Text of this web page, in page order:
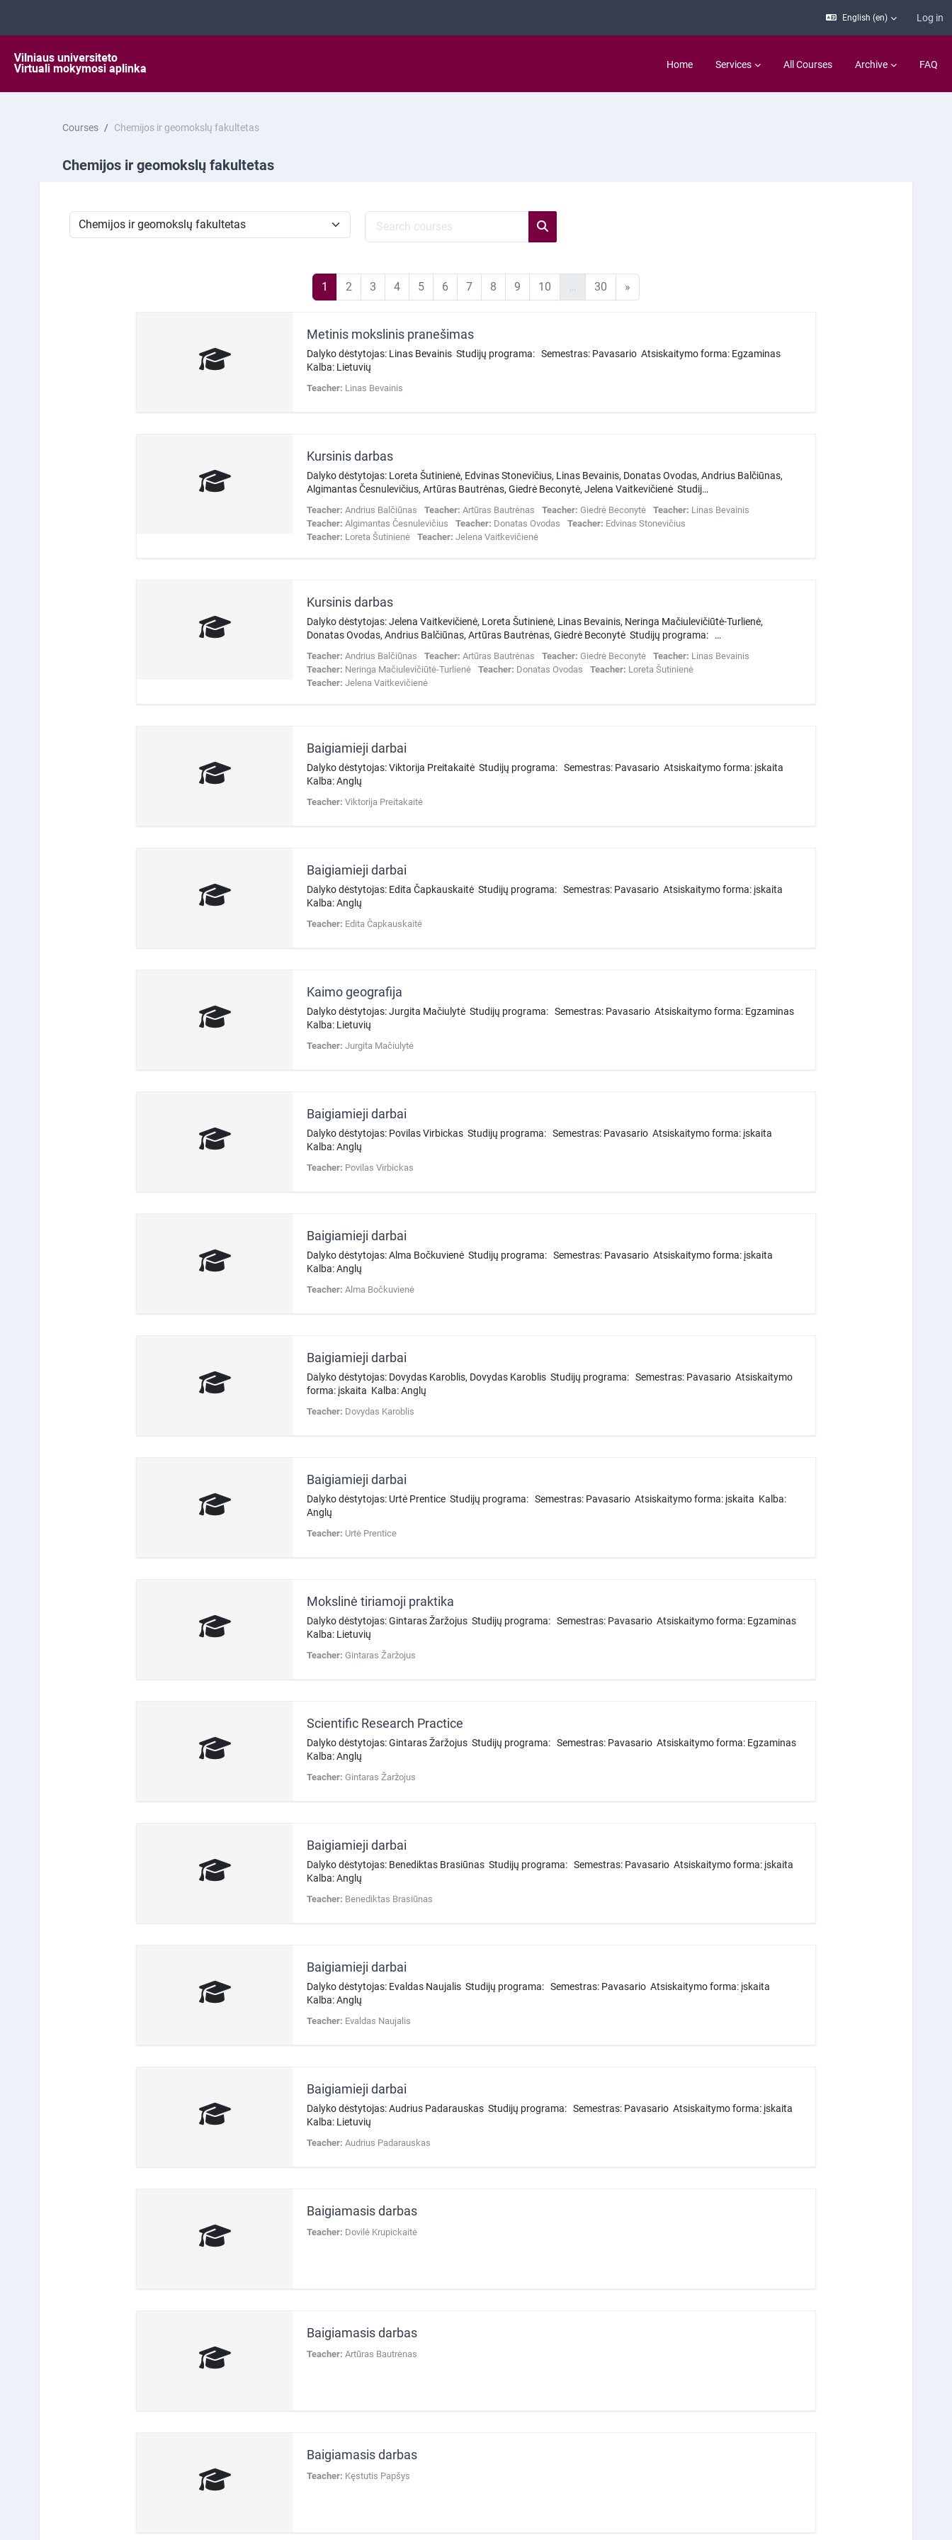
English ‎(en)‎ Log in
Home Services All Courses Archive FAQ
Courses Chemijos ir geomokslų fakultetas
Chemijos ir geomokslų fakultetas
Course categories
Search courses
1 Page 1
2 Page 2
3 Page 3
4Page 4
5Page 5
6 Page 6
7Page 7
8 Page 8
9 Page 9
10 … 30 Page 30
»
Metinis mokslinis pranešimas
Dalyko dėstytojas: Linas Bevainis Studijų programa: Semestras: Pavasario Atsiskaitymo forma: Egzaminas
Kalba: Lietuvių
Teacher: Linas Bevainis
Kursinis darbas
Dalyko dėstytojas: Loreta Šutinienė, Edvinas Stonevičius, Linas Bevainis, Donatas Ovodas, Andrius Balčiūnas,
Algimantas Česnulevičius, Artūras Bautrėnas, Giedrė Beconytė, Jelena Vaitkevičienė Studij…
Teacher: Andrius Balčiūnas Teacher: Artūras Bautrėnas Teacher: Giedrė Beconytė Teacher: Linas Bevainis
Teacher: Algimantas Česnulevičius Teacher: Donatas Ovodas Teacher: Edvinas Stonevičius
Teacher: Loreta Šutinienė Teacher: Jelena Vaitkevičienė
Kursinis darbas
Dalyko dėstytojas: Jelena Vaitkevičienė, Loreta Šutinienė, Linas Bevainis, Neringa Mačiulevičiūtė-Turlienė,
Donatas Ovodas, Andrius Balčiūnas, Artūras Bautrėnas, Giedrė Beconytė Studijų programa: …
Teacher: Andrius Balčiūnas Teacher: Artūras Bautrėnas Teacher: Giedrė Beconytė Teacher: Linas Bevainis
Teacher: Neringa Mačiulevičiūtė-Turlienė Teacher: Donatas Ovodas Teacher: Loreta Šutinienė
Teacher: Jelena Vaitkevičienė
Baigiamieji darbai
Dalyko dėstytojas: Viktorija Preitakaitė Studijų programa: Semestras: Pavasario Atsiskaitymo forma: įskaita
Kalba: Anglų
Teacher: Viktorija Preitakaitė
Baigiamieji darbai
Dalyko dėstytojas: Edita Čapkauskaitė Studijų programa: Semestras: Pavasario Atsiskaitymo forma: įskaita
Kalba: Anglų
Teacher: Edita Čapkauskaitė
Kaimo geografija
Dalyko dėstytojas: Jurgita Mačiulytė Studijų programa: Semestras: Pavasario Atsiskaitymo forma: Egzaminas
Kalba: Lietuvių
Teacher: Jurgita Mačiulytė
Baigiamieji darbai
Dalyko dėstytojas: Povilas Virbickas Studijų programa: Semestras: Pavasario Atsiskaitymo forma: įskaita
Kalba: Anglų
Teacher: Povilas Virbickas
Baigiamieji darbai
Dalyko dėstytojas: Alma Bočkuvienė Studijų programa: Semestras: Pavasario Atsiskaitymo forma: įskaita
Kalba: Anglų
Teacher: Alma Bočkuvienė
Baigiamieji darbai
Dalyko dėstytojas: Dovydas Karoblis, Dovydas Karoblis Studijų programa: Semestras: Pavasario Atsiskaitymo
forma: įskaita Kalba: Anglų
Teacher: Dovydas Karoblis
Baigiamieji darbai
Dalyko dėstytojas: Urtė Prentice Studijų programa: Semestras: Pavasario Atsiskaitymo forma: įskaita Kalba:
Anglų
Teacher: Urtė Prentice
Mokslinė tiriamoji praktika
Dalyko dėstytojas: Gintaras Žaržojus Studijų programa: Semestras: Pavasario Atsiskaitymo forma: Egzaminas
Kalba: Lietuvių
Teacher: Gintaras Žaržojus
Scientific Research Practice
Dalyko dėstytojas: Gintaras Žaržojus Studijų programa: Semestras: Pavasario Atsiskaitymo forma: Egzaminas
Kalba: Anglų
Teacher: Gintaras Žaržojus
Baigiamieji darbai
Dalyko dėstytojas: Benediktas Brasiūnas Studijų programa: Semestras: Pavasario Atsiskaitymo forma: įskaita
Kalba: Anglų
Teacher: Benediktas Brasiūnas
Baigiamieji darbai
Dalyko dėstytojas: Evaldas Naujalis Studijų programa: Semestras: Pavasario Atsiskaitymo forma: įskaita
Kalba: Anglų
Teacher: Evaldas Naujalis
Baigiamieji darbai
Dalyko dėstytojas: Audrius Padarauskas Studijų programa: Semestras: Pavasario Atsiskaitymo forma: įskaita
Kalba: Lietuvių
Teacher: Audrius Padarauskas
Baigiamasis darbas
Teacher: Dovilė Krupickaitė
Baigiamasis darbas
Teacher: Artūras Bautrėnas
Baigiamasis darbas
Teacher: Kęstutis Papšys